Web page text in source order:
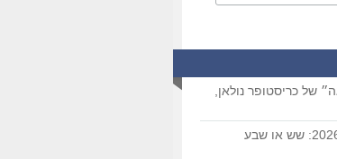
של כריסטופר נולאן,
דוקאביב 2026: שש או שבע